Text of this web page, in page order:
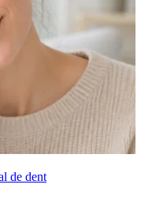
de dent